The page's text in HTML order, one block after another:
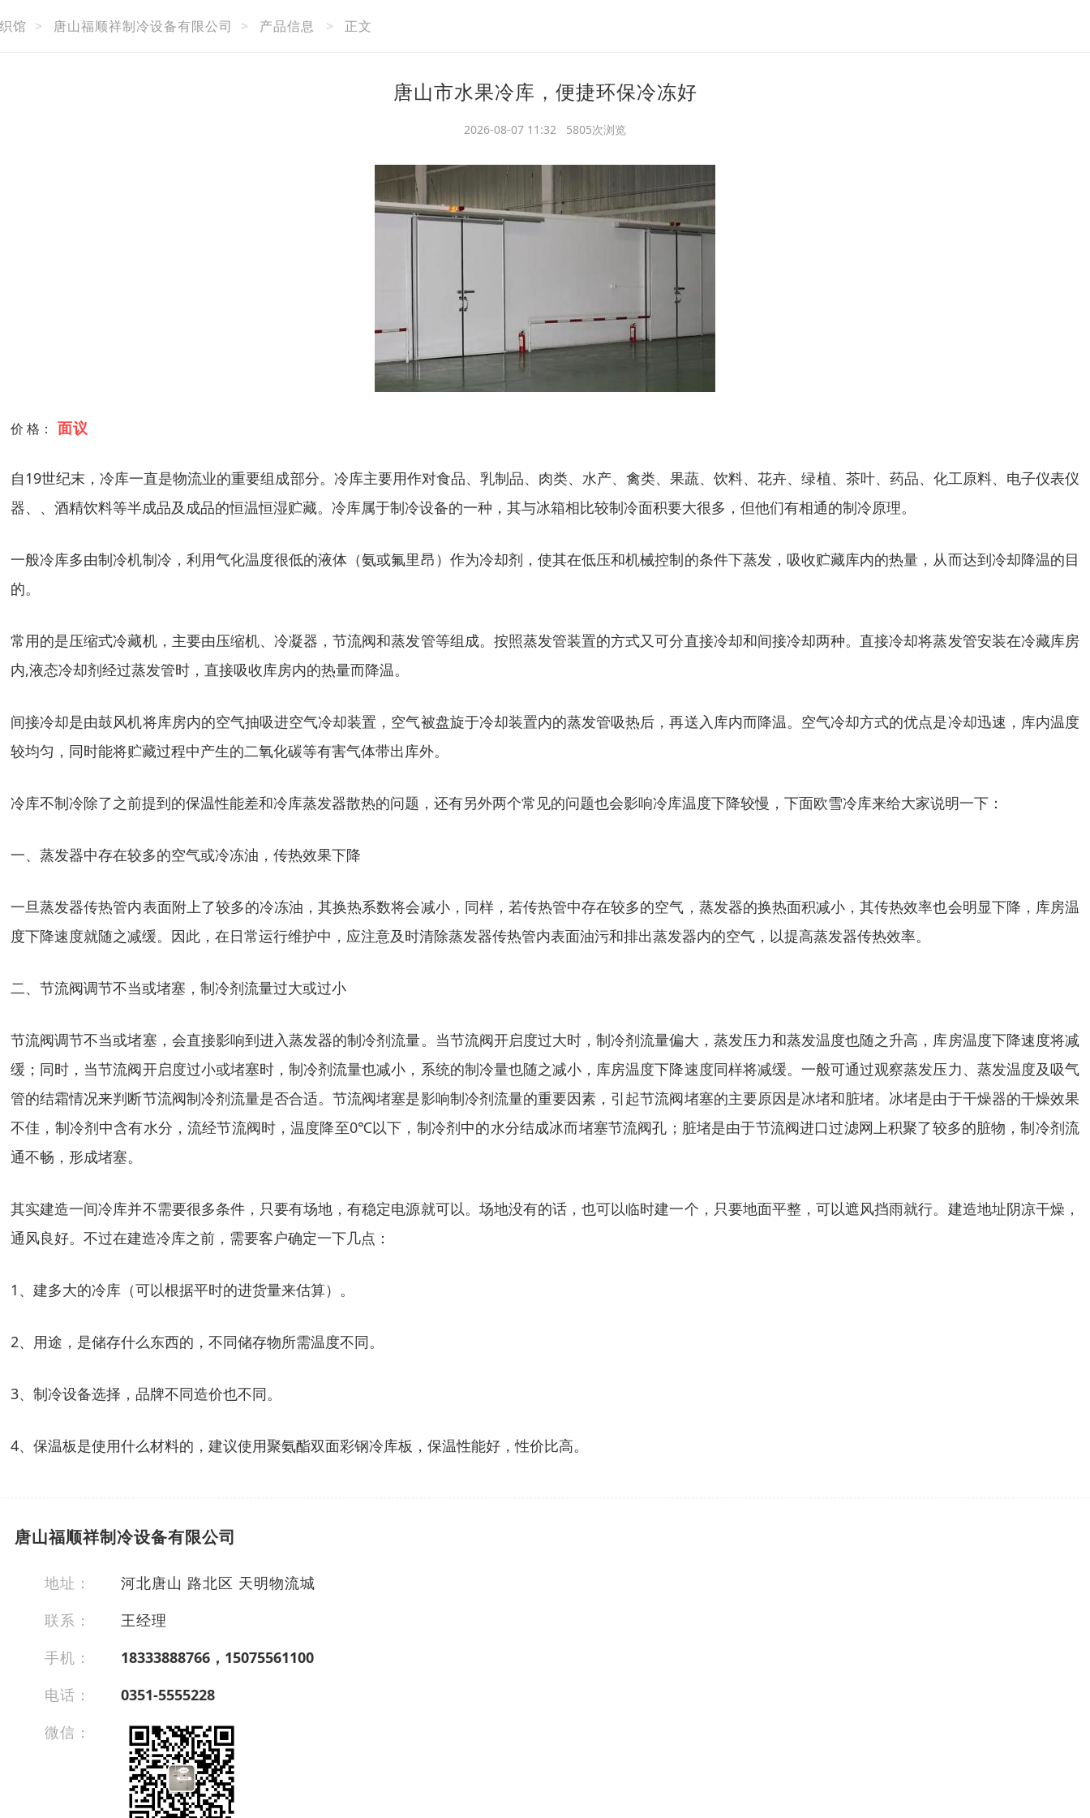
馆 > 唐山福顺祥制冷设备有限公司 > 产品信息 > 正文
唐山市水果冷库，便捷环保冷冻好
2026-08-07 11:32 5805次浏览
价 格： 面议
自19世纪末，冷库一直是物流业的重要组成部分。冷库主要用作对食品、乳制品、肉类、水产、禽类、果蔬、饮料、花卉、绿植、茶叶、药品、化工原料、电子仪表仪
器、、酒精饮料等半成品及成品的恒温恒湿贮藏。冷库属于制冷设备的一种，其与冰箱相比较制冷面积要大很多，但他们有相通的制冷原理。
一般冷库多由制冷机制冷，利用气化温度很低的液体（氨或氟里昂）作为冷却剂，使其在低压和机械控制的条件下蒸发，吸收贮藏库内的热量，从而达到冷却降温的目
的。
常用的是压缩式冷藏机，主要由压缩机、冷凝器，节流阀和蒸发管等组成。按照蒸发管装置的方式又可分直接冷却和间接冷却两种。直接冷却将蒸发管安装在冷藏库房
内,液态冷却剂经过蒸发管时，直接吸收库房内的热量而降温。
间接冷却是由鼓风机将库房内的空气抽吸进空气冷却装置，空气被盘旋于冷却装置内的蒸发管吸热后，再送入库内而降温。空气冷却方式的优点是冷却迅速，库内温度
较均匀，同时能将贮藏过程中产生的二氧化碳等有害气体带出库外。
冷库不制冷除了之前提到的保温性能差和冷库蒸发器散热的问题，还有另外两个常见的问题也会影响冷库温度下降较慢，下面欧雪冷库来给大家说明一下：
一、蒸发器中存在较多的空气或冷冻油，传热效果下降
一旦蒸发器传热管内表面附上了较多的冷冻油，其换热系数将会减小，同样，若传热管中存在较多的空气，蒸发器的换热面积减小，其传热效率也会明显下降，库房温
度下降速度就随之减缓。因此，在日常运行维护中，应注意及时清除蒸发器传热管内表面油污和排出蒸发器内的空气，以提高蒸发器传热效率。
二、节流阀调节不当或堵塞，制冷剂流量过大或过小
节流阀调节不当或堵塞，会直接影响到进入蒸发器的制冷剂流量。当节流阀开启度过大时，制冷剂流量偏大，蒸发压力和蒸发温度也随之升高，库房温度下降速度将减
缓；同时，当节流阀开启度过小或堵塞时，制冷剂流量也减小，系统的制冷量也随之减小，库房温度下降速度同样将减缓。一般可通过观察蒸发压力、蒸发温度及吸气
管的结霜情况来判断节流阀制冷剂流量是否合适。节流阀堵塞是影响制冷剂流量的重要因素，引起节流阀堵塞的主要原因是冰堵和脏堵。冰堵是由于干燥器的干燥效果
不佳，制冷剂中含有水分，流经节流阀时，温度降至0℃以下，制冷剂中的水分结成冰而堵塞节流阀孔；脏堵是由于节流阀进口过滤网上积聚了较多的脏物，制冷剂流
通不畅，形成堵塞。
其实建造一间冷库并不需要很多条件，只要有场地，有稳定电源就可以。场地没有的话，也可以临时建一个，只要地面平整，可以遮风挡雨就行。建造地址阴凉干燥，
通风良好。不过在建造冷库之前，需要客户确定一下几点：
1、建多大的冷库（可以根据平时的进货量来估算）。
2、用途，是储存什么东西的，不同储存物所需温度不同。
3、制冷设备选择，品牌不同造价也不同。
4、保温板是使用什么材料的，建议使用聚氨酯双面彩钢冷库板，保温性能好，性价比高。
唐山福顺祥制冷设备有限公司
地址：
河北唐山 路北区 天明物流城
联系：
王经理
手机：
18333888766，15075561100
电话：
0351-5555228
微信：